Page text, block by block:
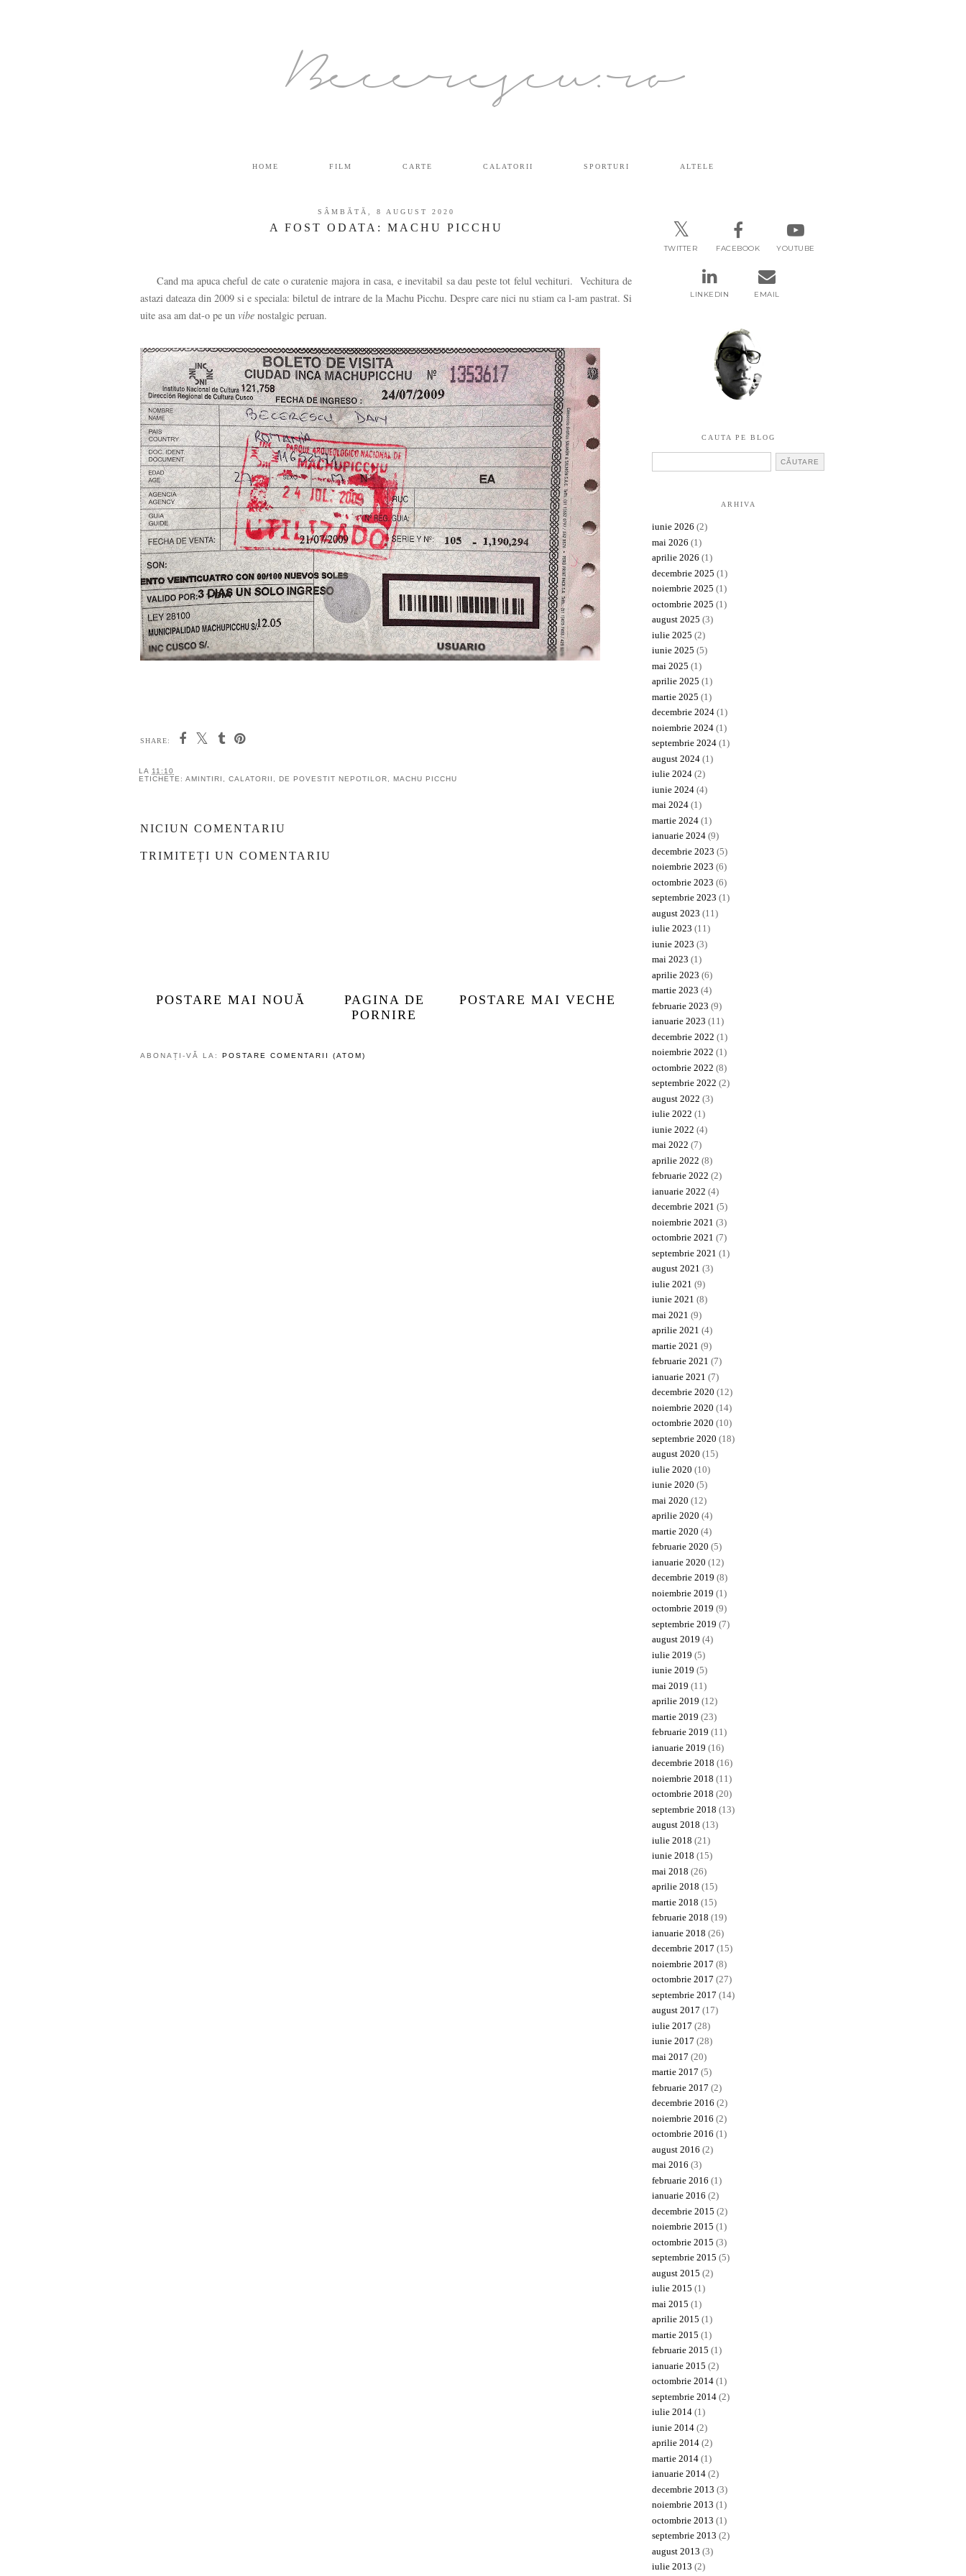
Becerescu.ro
HOME FILM CARTE CALATORII SPORTURI ALTELE
SÂMBĂTĂ, 8 AUGUST 2020
A FOST ODATA: MACHU PICCHU
Cand ma apuca cheful de cate o curatenie majora in casa, e inevitabil sa dau peste tot felul vechituri. Vechitura de
astazi dateaza din 2009 si e speciala: biletul de intrare de la Machu Picchu. Despre care nici nu stiam ca l-am pastrat. Si
uite asa am dat-o pe un vibe nostalgic peruan.
SHARE:
LA 11:10
ETICHETE: AMINTIRI CALATORII DE POVESTIT NEPOTILOR MACHU PICCHU
NICIUN COMENTARIU
TRIMITEȚI UN COMENTARIU
POSTARE MAI NOUĂ POSTARE MAI VECHE
PAGINA DE
PORNIRE
ABONAȚI-VĂ LA: POSTARE COMENTARII (ATOM)
TWITTER FACEBOOK YOUTUBE
LINKEDIN EMAIL
CAUTA PE BLOG
ARHIVA
iunie 2026 (2)
mai 2026 (1)
aprilie 2026 (1)
decembrie 2025 (1)
noiembrie 2025 (1)
octombrie 2025 (1)
august 2025 (3)
iulie 2025 (2)
iunie 2025 (5)
mai 2025 (1)
aprilie 2025 (1)
martie 2025 (1)
decembrie 2024 (1)
noiembrie 2024 (1)
septembrie 2024 (1)
august 2024 (1)
iulie 2024 (2)
iunie 2024 (4)
mai 2024 (1)
martie 2024 (1)
ianuarie 2024 (9)
decembrie 2023 (5)
noiembrie 2023 (6)
octombrie 2023 (6)
septembrie 2023 (1)
august 2023 (11)
iulie 2023 (11)
iunie 2023 (3)
mai 2023 (1)
aprilie 2023 (6)
martie 2023 (4)
februarie 2023 (9)
ianuarie 2023 (11)
decembrie 2022 (1)
noiembrie 2022 (1)
octombrie 2022 (8)
septembrie 2022 (2)
august 2022 (3)
iulie 2022 (1)
iunie 2022 (4)
mai 2022 (7)
aprilie 2022 (8)
februarie 2022 (2)
ianuarie 2022 (4)
decembrie 2021 (5)
noiembrie 2021 (3)
octombrie 2021 (7)
septembrie 2021 (1)
august 2021 (3)
iulie 2021 (9)
iunie 2021 (8)
mai 2021 (9)
aprilie 2021 (4)
martie 2021 (9)
februarie 2021 (7)
ianuarie 2021 (7)
decembrie 2020 (12)
noiembrie 2020 (14)
octombrie 2020 (10)
septembrie 2020 (18)
august 2020 (15)
iulie 2020 (10)
iunie 2020 (5)
mai 2020 (12)
aprilie 2020 (4)
martie 2020 (4)
februarie 2020 (5)
ianuarie 2020 (12)
decembrie 2019 (8)
noiembrie 2019 (1)
octombrie 2019 (9)
septembrie 2019 (7)
august 2019 (4)
iulie 2019 (5)
iunie 2019 (5)
mai 2019 (11)
aprilie 2019 (12)
martie 2019 (23)
februarie 2019 (11)
ianuarie 2019 (16)
decembrie 2018 (16)
noiembrie 2018 (11)
octombrie 2018 (20)
septembrie 2018 (13)
august 2018 (13)
iulie 2018 (21)
iunie 2018 (15)
mai 2018 (26)
aprilie 2018 (15)
martie 2018 (15)
februarie 2018 (19)
ianuarie 2018 (26)
decembrie 2017 (15)
noiembrie 2017 (8)
octombrie 2017 (27)
septembrie 2017 (14)
august 2017 (17)
iulie 2017 (28)
iunie 2017 (28)
mai 2017 (20)
martie 2017 (5)
februarie 2017 (2)
decembrie 2016 (2)
noiembrie 2016 (2)
octombrie 2016 (1)
august 2016 (2)
mai 2016 (3)
februarie 2016 (1)
ianuarie 2016 (2)
decembrie 2015 (2)
noiembrie 2015 (1)
octombrie 2015 (3)
septembrie 2015 (5)
august 2015 (2)
iulie 2015 (1)
mai 2015 (1)
aprilie 2015 (1)
martie 2015 (1)
februarie 2015 (1)
ianuarie 2015 (2)
octombrie 2014 (1)
septembrie 2014 (2)
iulie 2014 (1)
iunie 2014 (2)
aprilie 2014 (2)
martie 2014 (1)
ianuarie 2014 (2)
decembrie 2013 (3)
noiembrie 2013 (1)
octombrie 2013 (1)
septembrie 2013 (2)
august 2013 (3)
iulie 2013 (2)